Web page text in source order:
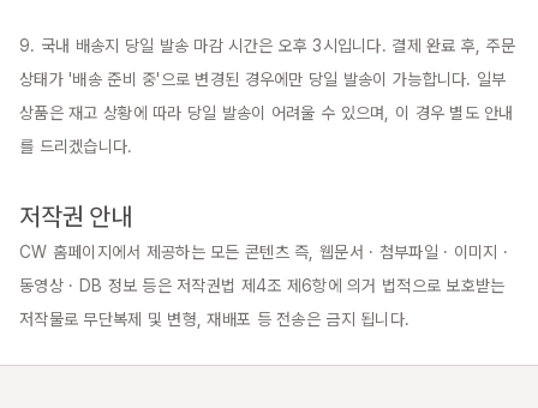
9. 국내 배송지 당일 발송 마감 시간은 오후 3시입니다. 결제 완료 후, 주문
상태가 '배송 준비 중'으로 변경된 경우에만 당일 발송이 가능합니다. 일부
상품은 재고 상황에 따라 당일 발송이 어려울 수 있으며, 이 경우 별도 안내
를 드리겠습니다.
저작권 안내
CW 홈페이지에서 제공하는 모든 콘텐츠 즉, 웹문서 · 첨부파일 · 이미지 ·
동영상 · DB 정보 등은 저작권법 제4조 제6항에 의거 법적으로 보호받는
저작물로 무단복제 및 변형, 재배포 등 전송은 금지 됩니다.